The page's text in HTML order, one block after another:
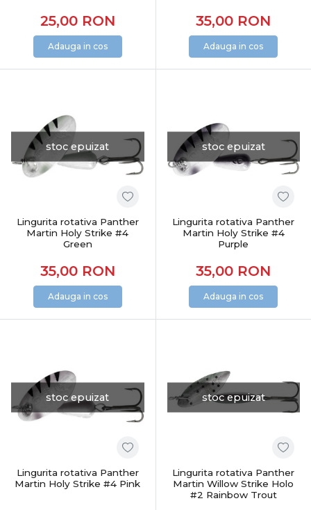
25,00 RON
Adauga in cos
35,00 RON
Adauga in cos
stoc epuizat
Lingurita rotativa Panther
Martin Holy Strike #4
Green
35,00 RON
Adauga in cos
stoc epuizat
Lingurita rotativa Panther
Martin Holy Strike #4
Purple
35,00 RON
Adauga in cos
stoc epuizat
Lingurita rotativa Panther
Martin Holy Strike #4 Pink
stoc epuizat
Lingurita rotativa Panther
Martin Willow Strike Holo
#2 Rainbow Trout